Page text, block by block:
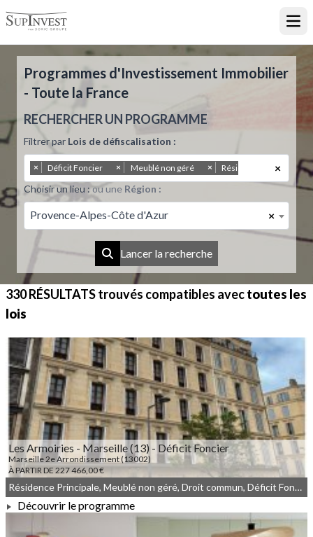
Programmes d'Investissement Immobilier
- Toute la France
RECHERCHER UN PROGRAMME
Filtrer par Lois de défiscalisation :
×
× Déficit Foncier × Meublé non géré × Résidence Principale
Choisir un lieu :ou une Région :
×
Provence-Alpes-Côte d'Azur
Lancer la recherche
330 RÉSULTATStrouvés compatibles avectoutes les
lois
Les Armoiries - Marseille (13) - Déficit Foncier
Marseille 2e Arrondissement (13002)
À PARTIR DE 227 466,00 €
Résidence Principale, Meublé non géré, Droit commun, Déficit Foncier
Découvrir le programme